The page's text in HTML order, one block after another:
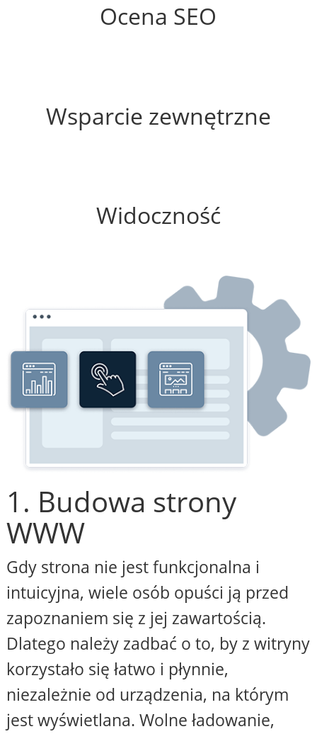
Ocena SEO
Wsparcie zewnętrzne
Widoczność
1. Budowa strony
WWW
Gdy strona nie jest funkcjonalna i
intuicyjna, wiele osób opuści ją przed
zapoznaniem się z jej zawartością.
Dlatego należy zadbać o to, by z witryny
korzystało się łatwo i płynnie,
niezależnie od urządzenia, na którym
jest wyświetlana. Wolne ładowanie,